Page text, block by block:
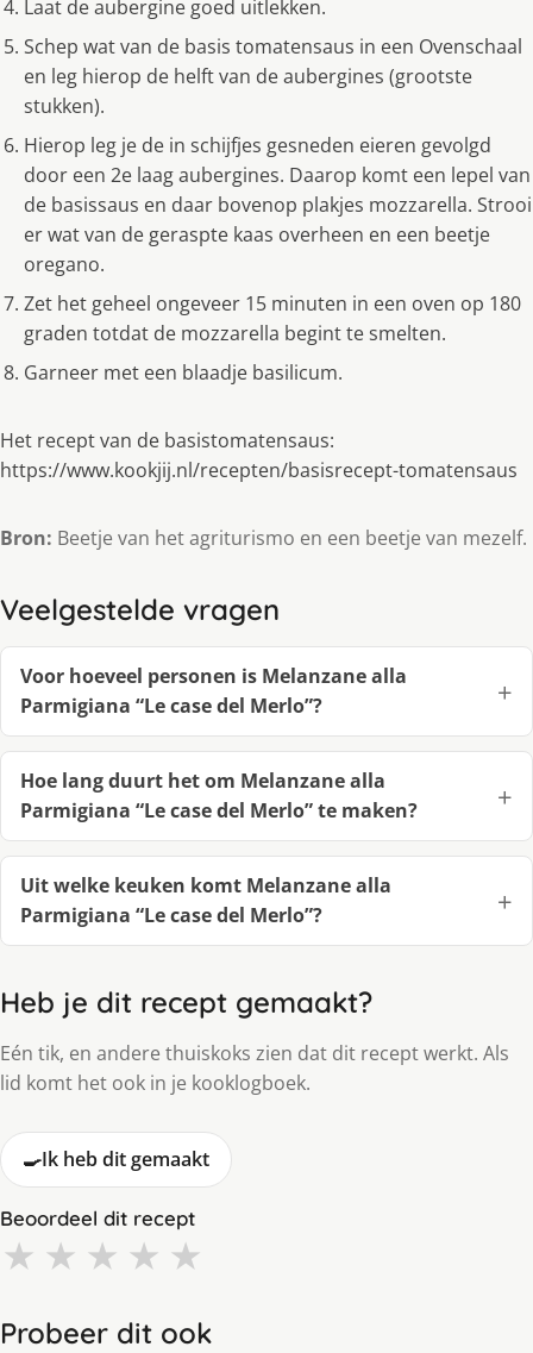
Laat de aubergine goed uitlekken.
Schep wat van de basis tomatensaus in een Ovenschaal
en leg hierop de helft van de aubergines (grootste
stukken).
Hierop leg je de in schijfjes gesneden eieren gevolgd
door een 2e laag aubergines. Daarop komt een lepel van
de basissaus en daar bovenop plakjes mozzarella. Strooi
er wat van de geraspte kaas overheen en een beetje
oregano.
Zet het geheel ongeveer 15 minuten in een oven op 180
graden totdat de mozzarella begint te smelten.
Garneer met een blaadje basilicum.
Het recept van de basistomatensaus:
https://www.kookjij.nl/recepten/basisrecept-tomatensaus
Bron: Beetje van het agriturismo en een beetje van mezelf.
Veelgestelde vragen
Voor hoeveel personen is Melanzane alla
Parmigiana “Le case del Merlo”?
Hoe lang duurt het om Melanzane alla
Parmigiana “Le case del Merlo” te maken?
Uit welke keuken komt Melanzane alla
Parmigiana “Le case del Merlo”?
Heb je dit recept gemaakt?
Eén tik, en andere thuiskoks zien dat dit recept werkt. Als
lid komt het ook in je kooklogboek.
🍳Ik heb dit gemaakt
Beoordeel dit recept
★ ★ ★ ★ ★
Probeer dit ook